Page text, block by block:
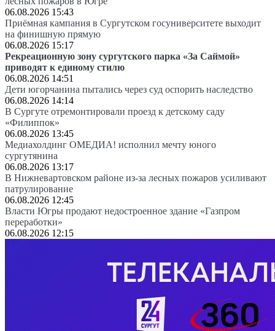
06.08.2026 15:43
Приёмная кампания в Сургутском госуниверситете выходит
на финишную прямую
06.08.2026 15:17
Рекреационную зону сургутского парка «За Саймой»
приводят к единому стилю
06.08.2026 14:51
Дети югорчанина пытались через суд оспорить наследство
06.08.2026 14:14
В Сургуте отремонтировали проезд к детскому саду
«Филиппок»
06.08.2026 13:45
Медиахолдинг ОМЕДИА! исполнил мечту юного
сургутянина
06.08.2026 13:17
В Нижневартовском районе из-за лесных пожаров усиливают
патрулирование
06.08.2026 12:45
Власти Югры продают недостроенное здание «Газпром
переработки»
06.08.2026 12:15